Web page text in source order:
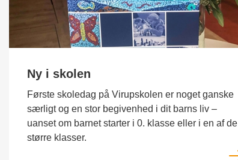
Ny i skolen
Første skoledag på Virupskolen er noget ganske
særligt og en stor begivenhed i dit barns liv –
uanset om barnet starter i 0. klasse eller i en af de
større klasser.